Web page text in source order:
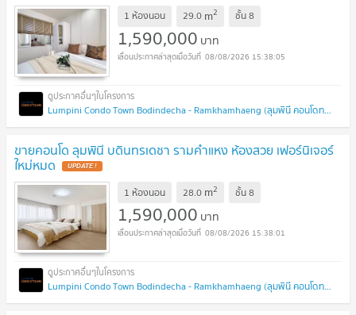
1 ห้องนอน 29.0 m2 ชั้น8
1,590,000 บาท
08/08/2026 15:38:05
Lumpini Condo Town Bodindecha - Ramkhamhaeng (ลุมพินี คอนโดทาวน์ บดินทรเดชา - รามคำแหง)
ขายคอนโด ลุมพินี บดินทรเดชา รามคำแหง ห้องสวย เฟอร์นิเจอร์
ใหม่หมด UPDATE !
1 ห้องนอน 28.0 m2 ชั้น8
1,590,000 บาท
08/08/2026 15:38:01
Lumpini Condo Town Bodindecha - Ramkhamhaeng (ลุมพินี คอนโดทาวน์ บดินทรเดชา - รามคำแหง)